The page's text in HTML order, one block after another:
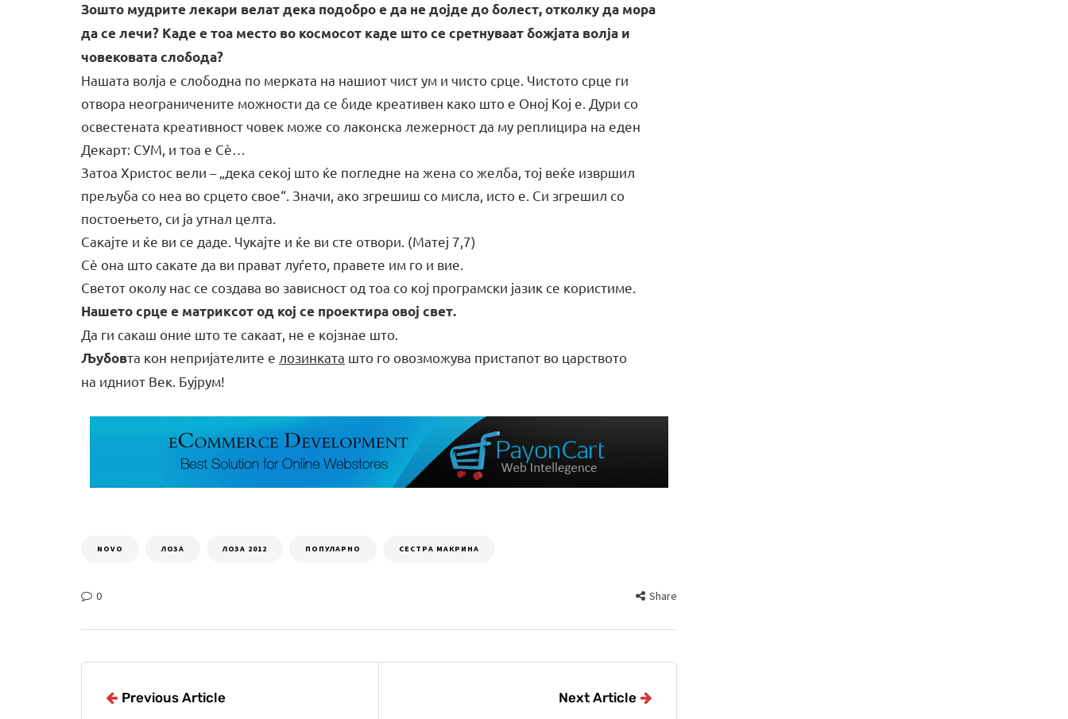
Зошто мудрите лекари велат дека подобро е да не дојде до болест, отколку да мора
да се лечи? Каде е тоа место во космосот каде што се сретнуваат божјата волја и
човековата слобода?
Нашата волја е слободна по мерката на нашиот чист ум и чисто срце. Чистото срце ги
отвора неограничените можности да се биде креативен како што е Оној Кој е. Дури со
освестената креативност човек може со лаконска лежерност да му реплицира на еден
Декарт: СУМ, и тоа е Сè…
Затоа Христос вели – „дека секој што ќе погледне на жена со желба, тој веќе извршил
прељуба со неа во срцето свое“. Значи, ако згрешиш со мисла, исто е. Си згрешил со
постоењето, си ја утнал целта.
Сакајте и ќе ви се даде. Чукајте и ќе ви сте отвори. (Матеј 7,7)
Сè она што сакате да ви прават луѓето, правете им го и вие.
Светот околу нас се создава во зависност од тоа со кој програмски јазик се користиме.
Нашето срце е матриксот од кој се проектира овој свет.
Да ги сакаш оние што те сакаат, не е којзнае што.
Љубовта кон непријателите е лозинката што го овозможува пристапот во царството
на идниот Век. Бујрум!
NOVO ЛОЗА ЛОЗА 2012 ПОПУЛАРНО СЕСТРА МАКРИНА
0 Share
Previous Article Next Article